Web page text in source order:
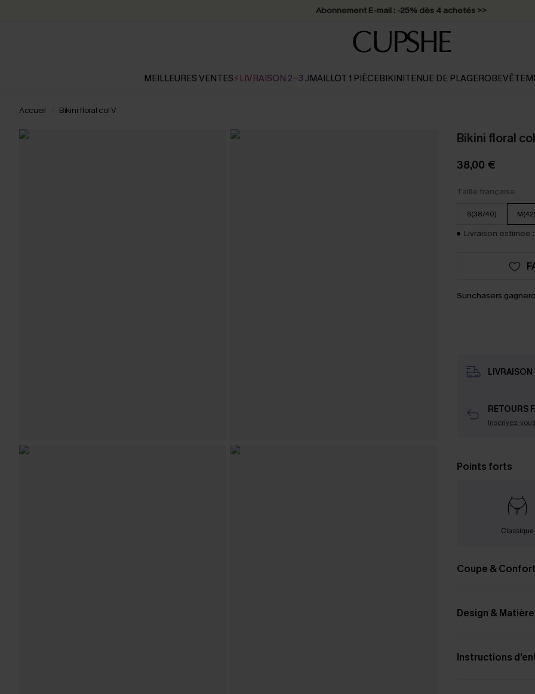
Abonnement E-mail : -25% dès 4 achetés >>
MEILLEURES VENTES⚡LIVRAISON 2-3 JMAILLOT 1 PIÈCEBIKINITENUE DE PLAGEROBE
Accueil Bikini floral col V
Bikini floral
38,00 €
Taille française
S(38/40)
Livraison estimée
Sunchasers
RETOURS
Inscrivez-
Points forts
Classique
Coupe &
Design & Matière
Instructions